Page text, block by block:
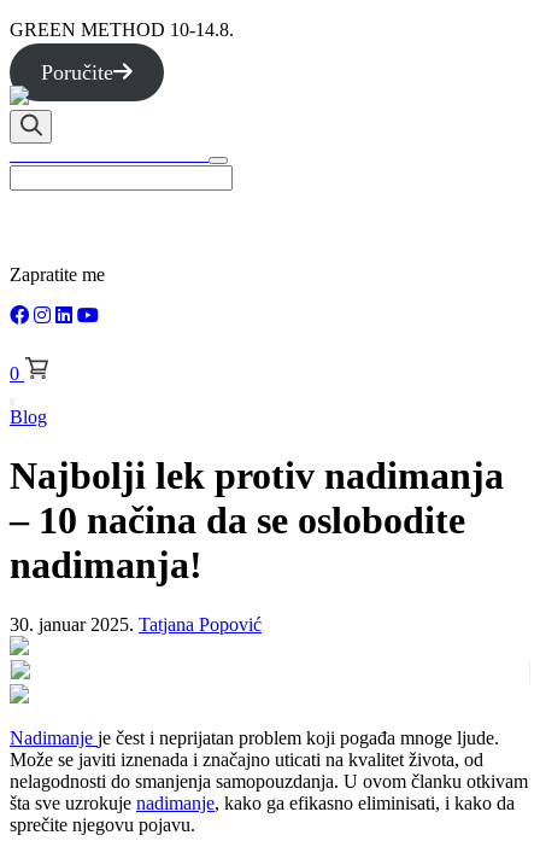
GREEN METHOD 10-14.8.
Poručite
Zapratite me
0
Blog
Najbolji lek protiv nadimanja
– 10 načina da se oslobodite
nadimanja!
30. januar 2025. Tatjana Popović
Nadimanje je čest i neprijatan problem koji pogađa mnoge ljude.
Može se javiti iznenada i značajno uticati na kvalitet života, od
nelagodnosti do smanjenja samopouzdanja. U ovom članku otkivam
šta sve uzrokuje nadimanje, kako ga efikasno eliminisati, i kako da
sprečite njegovu pojavu.